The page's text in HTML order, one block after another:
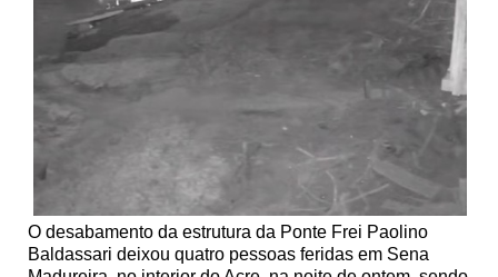
O desabamento da estrutura da Ponte Frei Paolino
Baldassari deixou quatro pessoas feridas em Sena